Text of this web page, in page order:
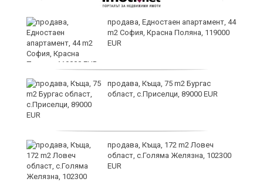
продава, Едностаен апартамент, 44
m2 София, Красна Поляна, 119000
EUR
продава, Къща, 75 m2 Бургас
област, с.Приселци, 89000 EUR
продава, Къща, 172 m2 Ловеч
област, с.Голяма Желязна, 102300
EUR